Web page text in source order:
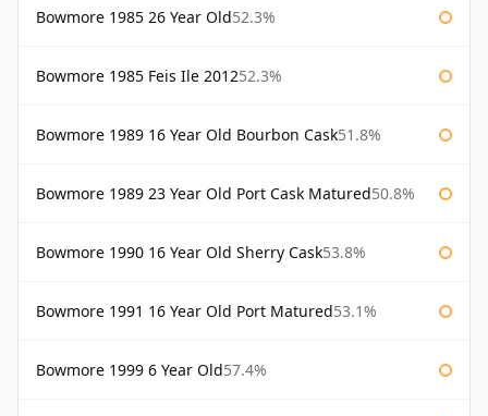
Bowmore 1985 26 Year Old52.3%
Bowmore 1985 Feis Ile 201252.3%
Bowmore 1989 16 Year Old Bourbon Cask51.8%
Bowmore 1989 23 Year Old Port Cask Matured50.8%
Bowmore 1990 16 Year Old Sherry Cask53.8%
Bowmore 1991 16 Year Old Port Matured53.1%
Bowmore 1999 6 Year Old57.4%